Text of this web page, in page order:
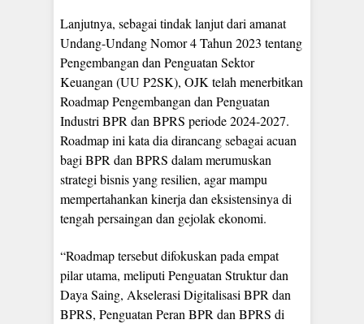
Lanjutnya, sebagai tindak lanjut dari amanat
Undang-Undang Nomor 4 Tahun 2023 tentang
Pengembangan dan Penguatan Sektor
Keuangan (UU P2SK), OJK telah menerbitkan
Roadmap Pengembangan dan Penguatan
Industri BPR dan BPRS periode 2024-2027.
Roadmap ini kata dia dirancang sebagai acuan
bagi BPR dan BPRS dalam merumuskan
strategi bisnis yang resilien, agar mampu
mempertahankan kinerja dan eksistensinya di
tengah persaingan dan gejolak ekonomi.
“Roadmap tersebut difokuskan pada empat
pilar utama, meliputi Penguatan Struktur dan
Daya Saing, Akselerasi Digitalisasi BPR dan
BPRS, Penguatan Peran BPR dan BPRS di